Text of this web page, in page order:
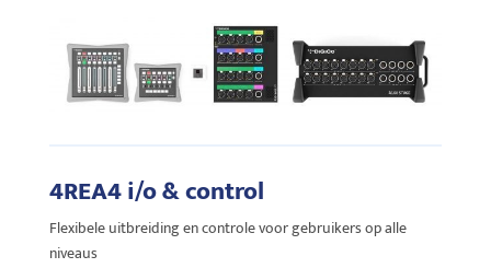
4REA4 i/o & control
Flexibele uitbreiding en controle voor gebruikers op alle
niveaus